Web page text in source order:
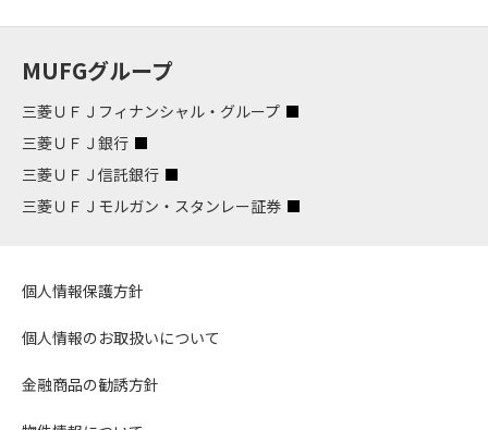
MUFGグループ
三菱ＵＦＪフィナンシャル・グループ
三菱ＵＦＪ銀行
三菱ＵＦＪ信託銀行
三菱ＵＦＪモルガン・スタンレー証券
個人情報保護方針
個人情報のお取扱いについて
金融商品の勧誘方針